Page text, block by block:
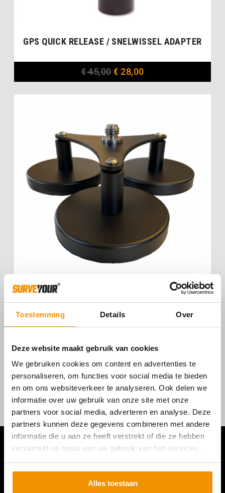
Toestemming Details Over
Deze website maakt gebruik van cookies
We gebruiken cookies om content en advertenties te
personaliseren, om functies voor social media te bieden
en om ons websiteverkeer te analyseren. Ook delen we
informatie over uw gebruik van onze site met onze
partners voor social media, adverteren en analyse. Deze
partners kunnen deze gegevens combineren met andere
informatie die u aan ze heeft verstrekt of die ze hebben
verzameld op basis van uw gebruik van hun services.
Alles toestaan
GPS QUICK RELEASE / SNELWISSEL ADAPTER
€45,00€ 28,00
GPS MAGNEET 3-VOET HEAVYDUTY